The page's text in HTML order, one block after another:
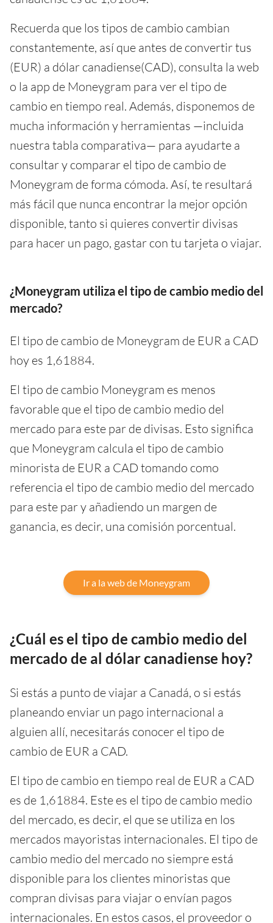
Recuerda que los tipos de cambio cambian
constantemente, así que antes de convertir tus
(EUR) a dólar canadiense(CAD), consulta la web
o la app de Moneygram para ver el tipo de
cambio en tiempo real. Además, disponemos de
mucha información y herramientas —incluida
nuestra tabla comparativa— para ayudarte a
consultar y comparar el tipo de cambio de
Moneygram de forma cómoda. Así, te resultará
más fácil que nunca encontrar la mejor opción
disponible, tanto si quieres convertir divisas
para hacer un pago, gastar con tu tarjeta o viajar.
¿Moneygram utiliza el tipo de cambio medio del
mercado?
El tipo de cambio de Moneygram de EUR a CAD
hoy es 1,61884.
El tipo de cambio Moneygram es menos
favorable que el tipo de cambio medio del
mercado para este par de divisas. Esto significa
que Moneygram calcula el tipo de cambio
minorista de EUR a CAD tomando como
referencia el tipo de cambio medio del mercado
para este par y añadiendo un margen de
ganancia, es decir, una comisión porcentual.
Ir a la web de Moneygram
¿Cuál es el tipo de cambio medio del
mercado de al dólar canadiense hoy?
Si estás a punto de viajar a Canadá, o si estás
planeando enviar un pago internacional a
alguien allí, necesitarás conocer el tipo de
cambio de EUR a CAD.
El tipo de cambio en tiempo real de EUR a CAD
es de 1,61884. Este es el tipo de cambio medio
del mercado, es decir, el que se utiliza en los
mercados mayoristas internacionales. El tipo de
cambio medio del mercado no siempre está
disponible para los clientes minoristas que
compran divisas para viajar o envían pagos
internacionales. En estos casos, el proveedor o